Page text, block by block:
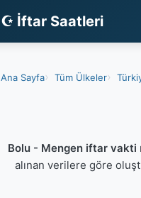
☪ İftar Saatleri
Ana Sayfa Tüm Ülkeler
Bolu - Mengen iftar vakti
alınan verilere göre